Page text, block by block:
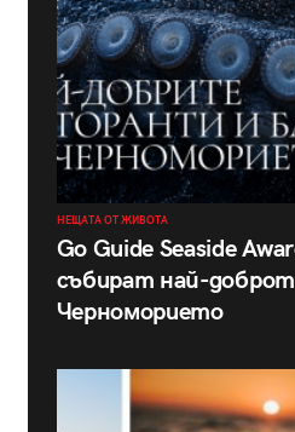
НЕЩАТА ОТ ЖИВОТА
Go Guide Seaside
събират най-
Черноморието